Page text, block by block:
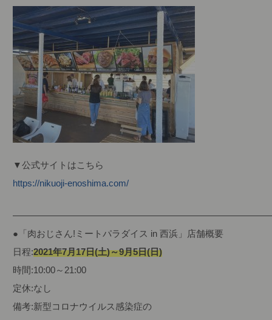
▼公式サイトはこちら
https://nikuoji-enoshima.com/
●「肉おじさん!ミートパラダイス in 西浜」店舗概要
日程:2021年7月17日(土)～9月5日(日)
時間:10:00～21:00
定休:なし
備考:新型コロナウイルス感染症の